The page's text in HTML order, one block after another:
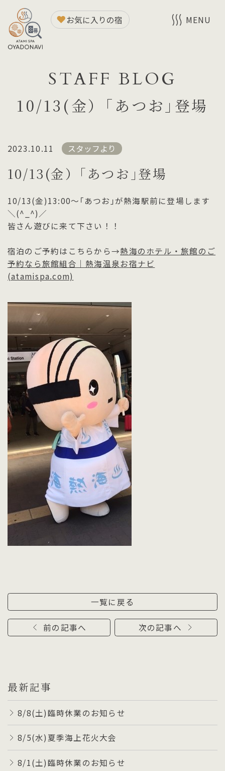
STAFF BLOG
10/13(金）｢あつお｣登場
お気に入りの宿 MENU
2023.10.11 スタッフより
10/13(金）｢あつお｣登場
10/13(金)13:00～｢あつお｣が熱海駅前に登場します
＼(^_^)／
皆さん遊びに来て下さい！！
宿泊のご予約はこちらから→熱海のホテル・旅館のご
予約なら旅館組合｜熱海温泉お宿ナビ
(atamispa.com)
前の記事へ
一覧に戻る
次の記事へ
最新記事
8/8(土)臨時休業のお知らせ
8/5(水)夏季海上花火大会
8/1(土)臨時休業のお知らせ